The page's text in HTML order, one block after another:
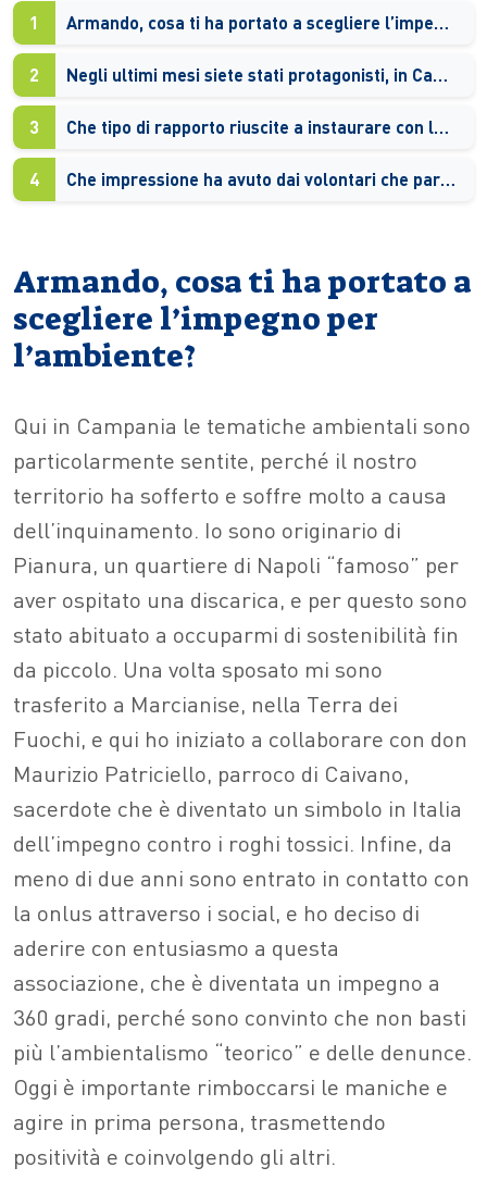
1 Armando, cosa ti ha portato a scegliere l’impegno per l’ambiente?
2 Negli ultimi mesi siete stati protagonisti, in Campania, di due importanti campagne di raccolta. Come è andata?
3 Che tipo di rapporto riuscite a instaurare con le amministrazioni locali?
4 Che impressione ha avuto dai volontari che partecipano ai vostri eventi? C’è una caratterizzazione “generazionale”?
Armando, cosa ti ha portato a
scegliere l’impegno per
l’ambiente?
Qui in Campania le tematiche ambientali sono
particolarmente sentite, perché il nostro
territorio ha sofferto e soffre molto a causa
dell’inquinamento. Io sono originario di
Pianura, un quartiere di Napoli “famoso” per
aver ospitato una discarica, e per questo sono
stato abituato a occuparmi di sostenibilità fin
da piccolo. Una volta sposato mi sono
trasferito a Marcianise, nella Terra dei
Fuochi, e qui ho iniziato a collaborare con don
Maurizio Patriciello, parroco di Caivano,
sacerdote che è diventato un simbolo in Italia
dell’impegno contro i roghi tossici. Infine, da
meno di due anni sono entrato in contatto con
la onlus attraverso i social, e ho deciso di
aderire con entusiasmo a questa
associazione, che è diventata un impegno a
360 gradi, perché sono convinto che non basti
più l’ambientalismo “teorico” e delle denunce.
Oggi è importante rimboccarsi le maniche e
agire in prima persona, trasmettendo
positività e coinvolgendo gli altri.